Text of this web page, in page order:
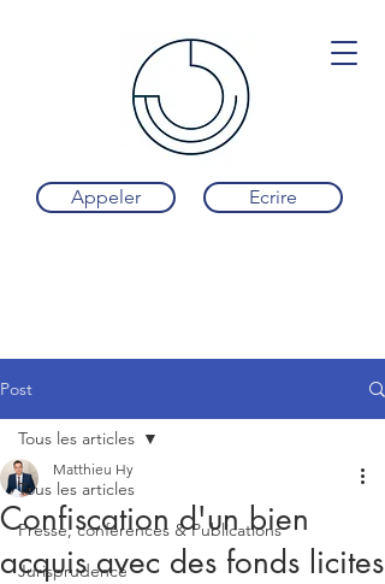
Appeler Ecrire
Post
Tous les articles
Presse, conférences & Publications
Jurisprudence
Tous les articles
Confiscation d'un bien
acquis avec des fonds licites
Matthieu Hy